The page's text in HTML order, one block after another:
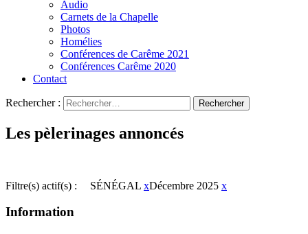
Audio
Carnets de la Chapelle
Photos
Homélies
Conférences de Carême 2021
Conférences Carême 2020
Contact
Rechercher :
Les pèlerinages annoncés
Filtre(s) actif(s) : SÉNÉGAL xDécembre 2025 x
Information